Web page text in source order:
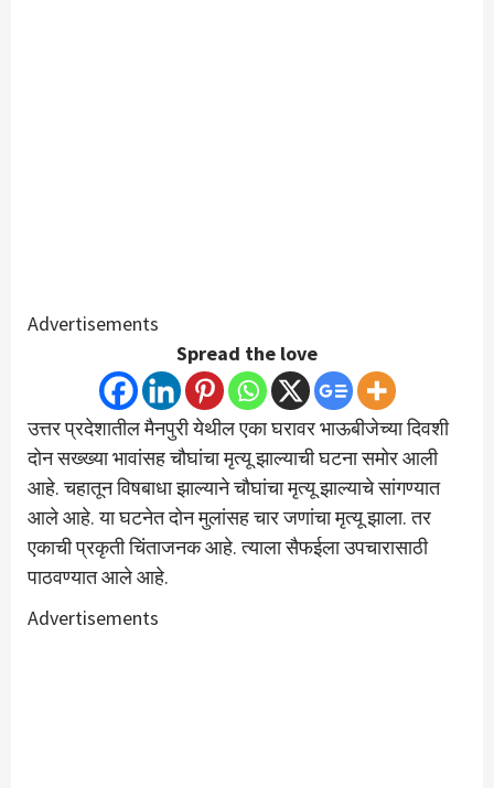
Advertisements
Spread the love
उत्तर प्रदेशातील मैनपुरी येथील एका घरावर भाऊबीजेच्या दिवशी
दोन सख्ख्या भावांसह चौघांचा मृत्यू झाल्याची घटना समोर आली
आहे. चहातून विषबाधा झाल्याने चौघांचा मृत्यू झाल्याचे सांगण्यात
आले आहे. या घटनेत दोन मुलांसह चार जणांचा मृत्यू झाला. तर
एकाची प्रकृती चिंताजनक आहे. त्याला सैफईला उपचारासाठी
पाठवण्यात आले आहे.
Advertisements